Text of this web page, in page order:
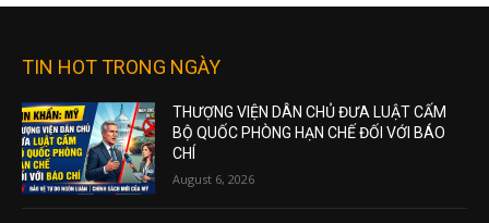
TIN HOT TRONG NGÀY
THƯỢNG VIỆN DÂN CHỦ ĐƯA LUẬT CẤM
BỘ QUỐC PHÒNG HẠN CHẾ ĐỐI VỚI BÁO
CHÍ
August 6, 2026